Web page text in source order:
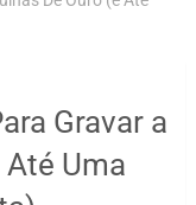
Gravar a
Até Uma